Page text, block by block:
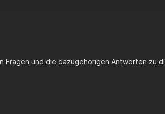
Fragen und die dazugehörigen Antworten zu